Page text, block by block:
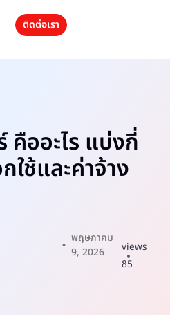
ติดต่อเรา
คืออะไร แบ่งกี่
ใช้และค่าจ้าง
พฤษภาคม
9, 2026
views
85